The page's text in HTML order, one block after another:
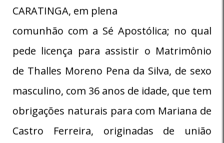
CARATINGA, em plena
comunhão com a Sé Apostólica; no qual
pede licença para assistir o Matrimônio
de Thalles Moreno Pena da Silva, de sexo
masculino, com 36 anos de idade, que tem
obrigações naturais para com Mariana de
Castro Ferreira, originadas de união